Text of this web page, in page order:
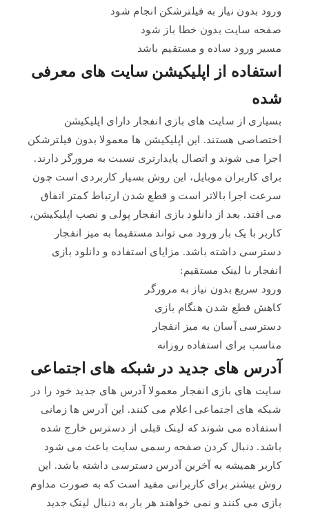
ورود بدون نیاز به فیلترشکن انجام شود
صفحه سایت بدون خطا باز شود
مسیر ورود ساده و مستقیم باشد
استفاده از اپلیکیشن سایت های معرفی
شده
بسیاری از سایت های بازی انفجار دارای اپلیکیشن
اختصاصی هستند. این اپلیکیشن ها معمولا بدون فیلترشکن
اجرا می شوند و اتصال پایدارتری نسبت به مرورگر دارند.
برای کاربران موبایل، این روش بسیار کاربردی است چون
سرعت اجرا بالاتر است و قطع شدن ارتباط کمتر اتفاق
می افتد. بعد از دانلود بازی انفجار پولی و نصب اپلیکیشن،
کاربر با یک بار ورود می تواند مستقیما به میز انفجار
دسترسی داشته باشد. مزایای استفاده و دانلود بازی
انفجار با لینک مستقیم:
ورود سریع بدون نیاز به مرورگر
کاهش قطع شدن هنگام بازی
دسترسی آسان به میز انفجار
مناسب برای استفاده روزانه
آدرس های جدید در شبکه های اجتماعی
سایت های بازی انفجار معمولا آدرس های جدید خود را در
شبکه های اجتماعی اعلام می کنند. این آدرس ها زمانی
استفاده می شوند که لینک قبلی از دسترس خارج شده
باشد. دنبال کردن صفحه رسمی سایت باعث می شود
کاربر همیشه به آخرین آدرس دسترسی داشته باشد. این
روش بیشتر برای کاربرانی مفید است که به صورت مداوم
بازی می کنند و نمی خواهند هر بار به دنبال لینک جدید